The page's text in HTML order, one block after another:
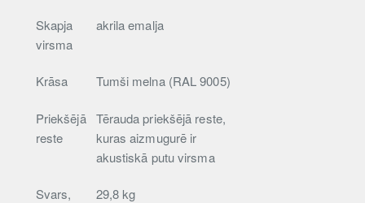
Skapja
virsma
akrila emalja
Krāsa Tumši melna (RAL 9005)
Priekšējā
reste
Tērauda priekšējā reste,
kuras aizmugurē ir
akustiskā putu virsma
Svars,
29,8 kg